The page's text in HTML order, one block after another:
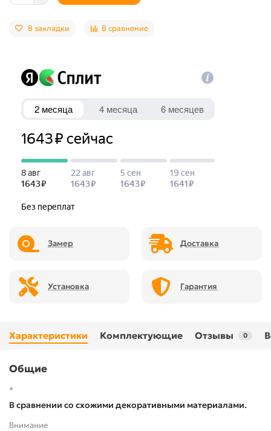
В закладки В сравнение
Замер Доставка
Установка Гарантия
Характеристики Комплектующие Отзывы 0
Общие
*
В сравнении со схожими декоративными материалами.
Внимание